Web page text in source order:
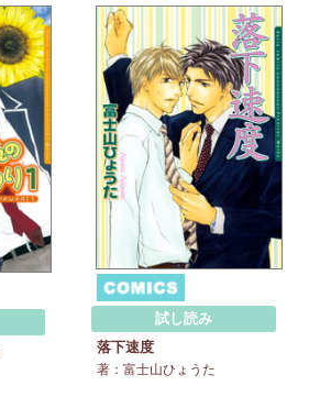
試し読み
落下速度
著：富士山ひょうた